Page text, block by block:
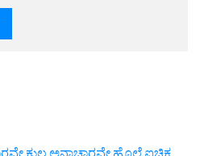
ಕುಲ ಅನಾಚಾರವೇ ಹೊಲೆ ಐಚ್ಛಿಕ